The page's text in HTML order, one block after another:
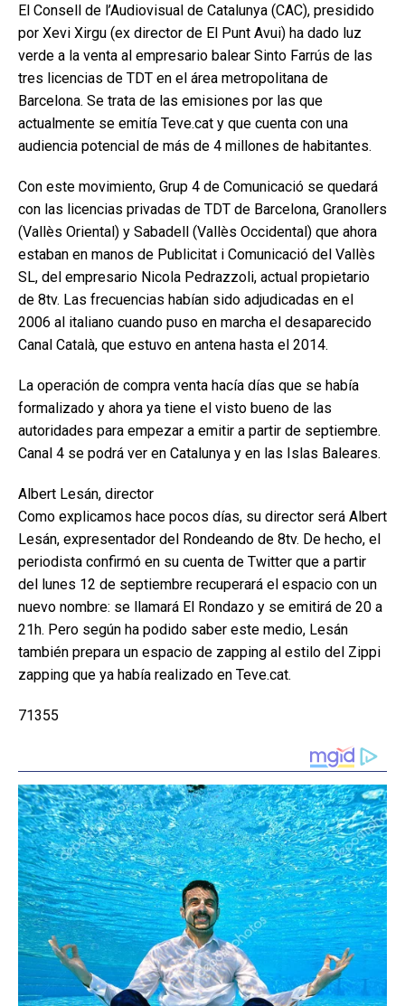
El Consell de l’Audiovisual de Catalunya (CAC), presidido
por Xevi Xirgu (ex director de El Punt Avui) ha dado luz
verde a la venta al empresario balear Sinto Farrús de las
tres licencias de TDT en el área metropolitana de
Barcelona. Se trata de las emisiones por las que
actualmente se emitía Teve.cat y que cuenta con una
audiencia potencial de más de 4 millones de habitantes.
Con este movimiento, Grup 4 de Comunicació se quedará
con las licencias privadas de TDT de Barcelona, ​​Granollers
(Vallès Oriental) y Sabadell (Vallès Occidental) que ahora
estaban en manos de Publicitat i Comunicació del Vallès
SL, del empresario Nicola Pedrazzoli, actual propietario
de 8tv. Las frecuencias habían sido adjudicadas en el
2006 al italiano cuando puso en marcha el desaparecido
Canal Català, que estuvo en antena hasta el 2014.
La operación de compra venta hacía días que se había
formalizado y ahora ya tiene el visto bueno de las
autoridades para empezar a emitir a partir de septiembre.
Canal 4 se podrá ver en Catalunya y en las Islas Baleares.
Albert Lesán, director
Como explicamos hace pocos días, su director será Albert
Lesán, expresentador del Rondeando de 8tv. De hecho, el
periodista confirmó en su cuenta de Twitter que a partir
del lunes 12 de septiembre recuperará el espacio con un
nuevo nombre: se llamará El Rondazo y se emitirá de 20 a
21h. Pero según ha podido saber este medio, Lesán
también prepara un espacio de zapping al estilo del Zippi
zapping que ya había realizado en Teve.cat.
71355